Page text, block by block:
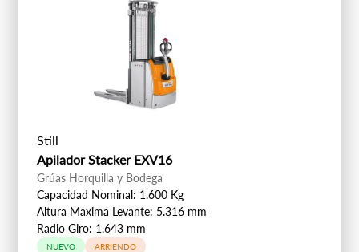
Still
Apilador Stacker EXV16
Grúas Horquilla y Bodega
Capacidad Nominal: 1.600 Kg
Altura Maxima Levante: 5.316 mm
Radio Giro: 1.643 mm
NUEVO ARRIENDO